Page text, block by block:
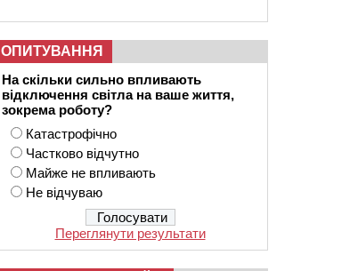
ОПИТУВАННЯ
На скільки сильно впливають
відключення світла на ваше життя,
зокрема роботу?
Катастрофічно
Частково відчутно
Майже не впливають
Не відчуваю
Переглянути результати